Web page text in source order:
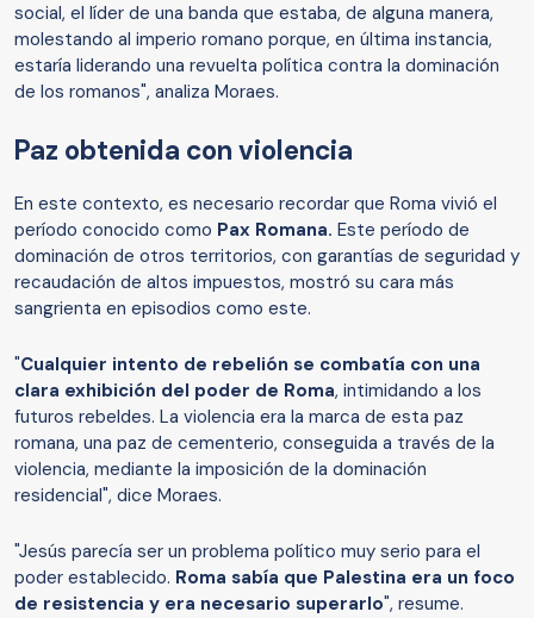
social, el líder de una banda que estaba, de alguna manera,
molestando al imperio romano porque, en última instancia,
estaría liderando una revuelta política contra la dominación
de los romanos", analiza Moraes.
Paz obtenida con violencia
En este contexto, es necesario recordar que Roma vivió el
período conocido como Pax Romana. Este período de
dominación de otros territorios, con garantías de seguridad y
recaudación de altos impuestos, mostró su cara más
sangrienta en episodios como este.
"Cualquier intento de rebelión se combatía con una
clara exhibición del poder de Roma, intimidando a los
futuros rebeldes. La violencia era la marca de esta paz
romana, una paz de cementerio, conseguida a través de la
violencia, mediante la imposición de la dominación
residencial", dice Moraes.
"Jesús parecía ser un problema político muy serio para el
poder establecido. Roma sabía que Palestina era un foco
de resistencia y era necesario superarlo", resume.